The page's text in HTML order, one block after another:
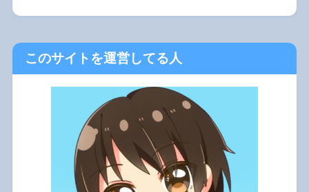
このサイトを運営してる人